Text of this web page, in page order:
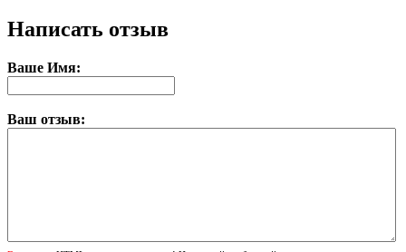
Написать отзыв
Ваше Имя:
Ваш отзыв: